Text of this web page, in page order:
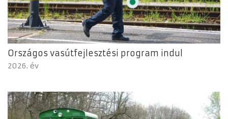
Országos vasútfejlesztési program indul
2026. év